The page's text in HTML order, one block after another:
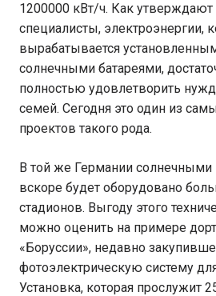
1200000 кВт/ч. Как
специалисты, электроэнергии,
вырабатывается
солнечными батареями,
полностью удовлетворить
семей. Сегодня это один из
проектов такого рода.
В той же Германии солнечными
вскоре будет оборудовано
стадионов. Выгоду этого
можно оценить на примере
«Боруссии», недавно
фотоэлектрическую систему
Установка, которая прослужит